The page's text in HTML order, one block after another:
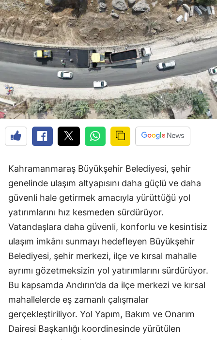
Kahramanmaraş Büyükşehir Belediyesi, şehir
genelinde ulaşım altyapısını daha güçlü ve daha
güvenli hale getirmek amacıyla yürüttüğü yol
yatırımlarını hız kesmeden sürdürüyor.
Vatandaşlara daha güvenli, konforlu ve kesintisiz
ulaşım imkânı sunmayı hedefleyen Büyükşehir
Belediyesi, şehir merkezi, ilçe ve kırsal mahalle
ayrımı gözetmeksizin yol yatırımlarını sürdürüyor.
Bu kapsamda Andırın’da da ilçe merkezi ve kırsal
mahallelerde eş zamanlı çalışmalar
gerçekleştiriliyor. Yol Yapım, Bakım ve Onarım
Dairesi Başkanlığı koordinesinde yürütülen